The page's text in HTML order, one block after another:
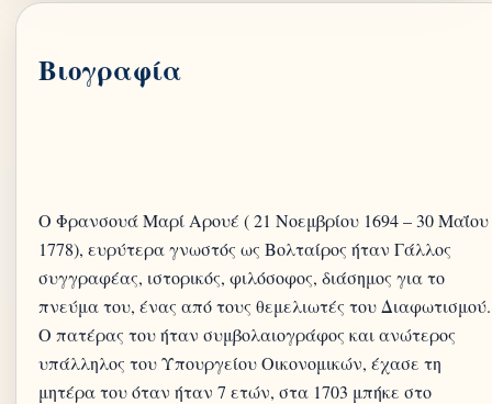
Βιογραφία
Ο Φρανσουά Μαρί Αρουέ ( 21 Νοεμβρίου 1694 – 30 Μαΐου
1778), ευρύτερα γνωστός ως Βολταίρος ήταν Γάλλος
συγγραφέας, ιστορικός, φιλόσοφος, διάσημος για το
πνεύμα του, ένας από τους θεμελιωτές του Διαφωτισμού.
Ο πατέρας του ήταν συμβολαιογράφος και ανώτερος
υπάλληλος του Υπουργείου Οικονομικών, έχασε τη
μητέρα του όταν ήταν 7 ετών, στα 1703 μπήκε στο